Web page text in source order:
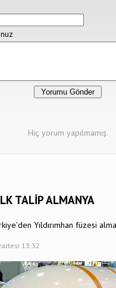
Hiç yorum yapılmamış.
TALİP ALMANYA
Yıldırımhan füzesi
13:32